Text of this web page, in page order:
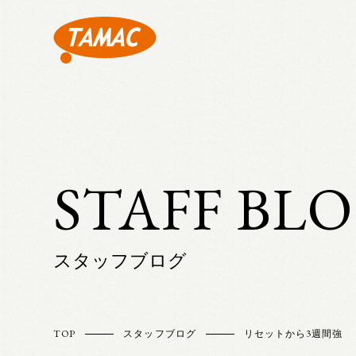
STAFF
スタッフブログ
TOP スタッフブログ リセットから3週間強